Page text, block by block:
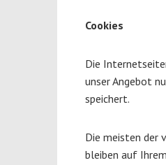
Cookies
Die
unser Angebot
speichert.
Die meisten der
bleiben auf